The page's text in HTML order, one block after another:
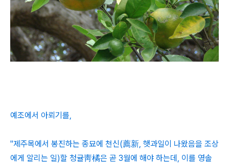
예조에서 아뢰기를,
"제주목에서 봉진하는 종묘에 천신(薦新, 햇과일이 나왔음을 조상
에게 알리는 일)할 청귤靑橘은 곧 3월에 해야 하는데, 이를 영솔